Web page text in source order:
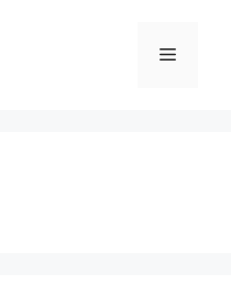
Menü